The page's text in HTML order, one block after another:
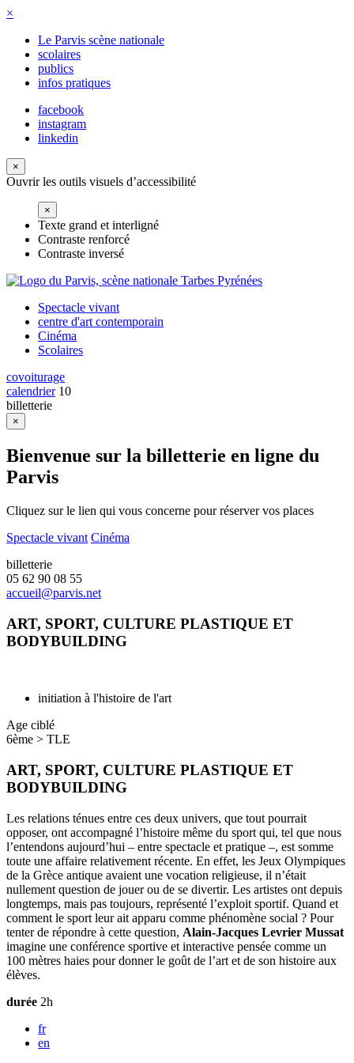
Aller
contenu
principal
Accessibilité:
sourds
malentendants
Accessibilité:
aveugles
malvoyants
Accessibilité:
mobilité
réduite
Accessibilité:
situation
handicap
Accessibilité:
contacts
×
Le Parvis scène nationale
scolaires
publics
infos pratiques
facebook
instagram
linkedin
×
Ouvrir les outils visuels d’accessibilité
×
Texte grand et interligné
Contraste renforcé
Contraste inversé
Menu
des
disciplines:
spectacle
vivant
/
centre
d'art
/
cinéma
Spectacle vivant
centre d'art contemporain
Cinéma
Scolaires
covoiturage
calendrier 10
billetterie
×
Bienvenue sur la billetterie en ligne du
Parvis
Cliquez sur le lien qui vous concerne pour réserver vos places
Spectacle vivant Cinéma
billetterie
05 62 90 08 55
accueil@parvis.net
ART, SPORT, CULTURE PLASTIQUE ET
BODYBUILDING
initiation à l'histoire de l'art
Age ciblé
6ème > TLE
ART, SPORT, CULTURE PLASTIQUE ET
BODYBUILDING
Les relations ténues entre ces deux univers, que tout pourrait
opposer, ont accompagné l’histoire même du sport qui, tel que nous
l’entendons aujourd’hui – entre spectacle et pratique –, est somme
toute une affaire relativement récente. En effet, les Jeux Olympiques
de la Grèce antique avaient une vocation religieuse, il n’était
nullement question de jouer ou de se divertir. Les artistes ont depuis
longtemps, mais pas toujours, représenté l’exploit sportif. Quand et
comment le sport leur ait apparu comme phénomène social ? Pour
tenter de répondre à cette question, Alain-Jacques Levrier Mussat
imagine une conférence sportive et interactive pensée comme un
100 mètres haies pour donner le goût de l’art et de son histoire aux
élèves.
durée 2h
fr
en